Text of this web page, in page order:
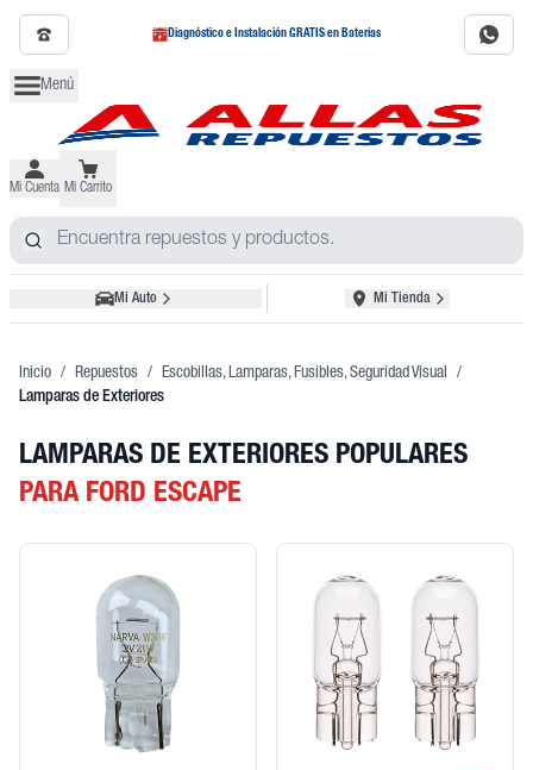
Diagnóstico e Instalación GRATIS en Baterías
Menú
Mi Cuenta Mi Carrito
Mi Auto Mi Tienda
Inicio / Repuestos / Escobillas, Lamparas, Fusibles, Seguridad Visual
/
Lamparas de Exteriores
LAMPARAS DE EXTERIORES POPULARES
PARA FORD ESCAPE